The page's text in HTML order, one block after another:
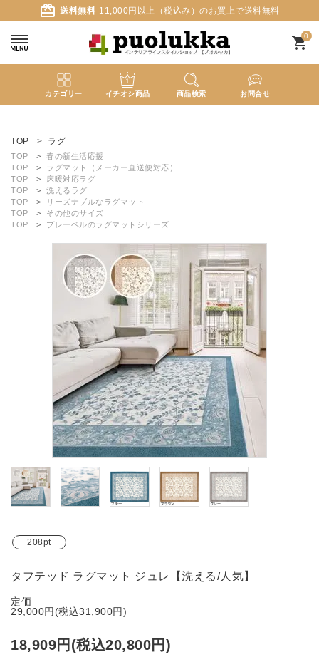
card_giftcard 送料無料 11,000円以上（税込み）のお買上で送料無料
0
shopping_cart
カテゴリー イチオシ商品 商品検索 お問合せ
ようこそ ゲスト 様
meeting_room ログイン
ブランド
ガイドライン
TOP ラグ
TOP
春の新生活応援
TOP
ラグマット（メーカー直送便対応）
TOP
床暖対応ラグ
TOP
洗えるラグ
TOP
リーズナブルなラグマット
TOP
その他のサイズ
TOP
プレーベルのラグマットシリーズ
208pt
タフテッド ラグマット ジュレ【洗える/人気】
定価
29,000円(税込31,900円)
18,909円(税込20,800円)